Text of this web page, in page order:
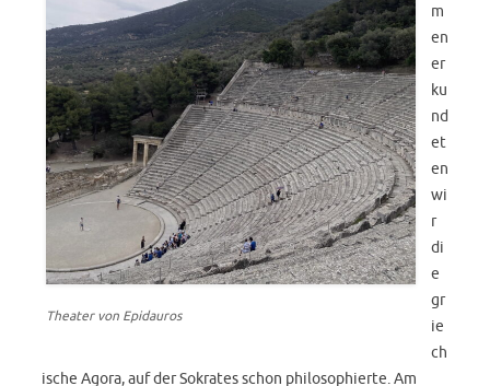
Theater von Epidauros
m
en
er
ku
nd
et
en
wi
r
di
e
gr
ie
ch
ische Agora, auf der Sokrates schon philosophierte. Am